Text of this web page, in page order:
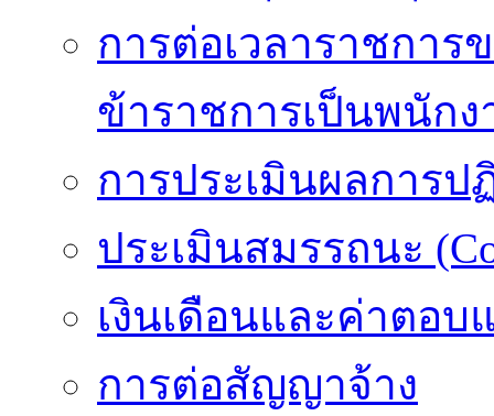
การต่อเวลาราชการ
ข้าราชการเป็นพนักง
การประเมินผลการป
ประเมินสมรรถนะ
เงินเดือนและค่าตอบ
การต่อสัญญาจ้าง